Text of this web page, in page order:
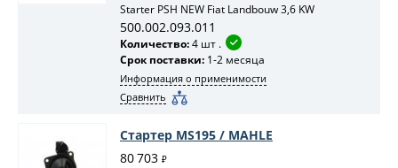
Starter PSH NEW Fiat Landbouw 3,6 KW
500.002.093.011
Количество:4 шт .
Срок поставки: 1-2 месяца
Информация о применимости
Сравнить
Стартер MS195 / MAHLE
80 703 ₽